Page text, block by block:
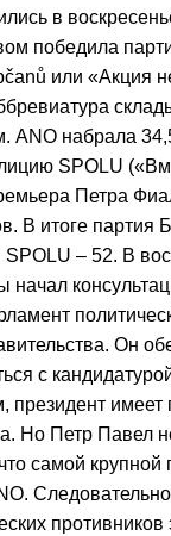
в
победила
или «Акция
ANO набрала
SPOLU
Петра
В итоге партия
SPOLU – 52. В
начал
Он
с
президент имеет
Но Петр Павел
самой крупной